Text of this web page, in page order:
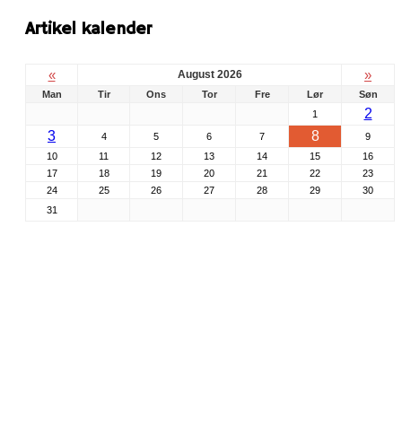
Artikel kalender
« August 2026 »
Man Tir Ons Tor Fre Lør
Søn
1
2
3
4 5 6 7 8
9
10
11 12 13 14 15
16
17
18 19 20 21 22
23
24
25 26 27 28 29
30
31